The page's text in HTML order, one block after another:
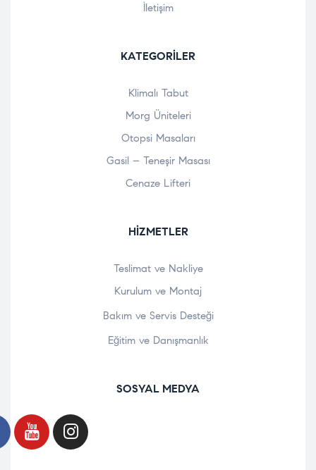
İletişim
KATEGORILER
Klimalı Tabut
Morg Üniteleri
Otopsi Masaları
Gasil – Teneşir Masası
Cenaze Lifteri
HIZMETLER
Teslimat ve Nakliye
Kurulum ve Montaj
Bakım ve Servis Desteği
Eğitim ve Danışmanlık
SOSYAL MEDYA